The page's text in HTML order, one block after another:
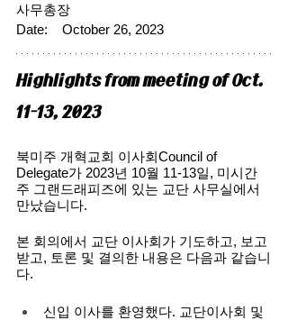
사무총장
Date:    October 26, 2023
Highlights from meeting of Oct.
11-13, 2023
북미주 개혁교회 이사회Council of
Delegate가 2023년 10월 11-13일, 미시간
주 그랜드래피즈에 있는 교단 사무실에서
만났습니다.
본 회의에서 교단 이사회가 기도하고, 보고
받고, 토론 및 결의한 내용은 다음과 같습니
다.
신입 이사를 환영했다. 교단이사회 및